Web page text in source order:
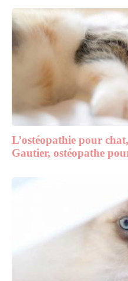
L’ostéopathie pour
Gautier, ostéopathe